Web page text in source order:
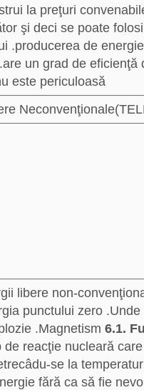
la preţuri
şi deci se poate
.producerea de
un grad de eficienţă
este periculoasă
libere non-
punctului zero
.Magnetism 6.1.
reacţie nucleară
se la
fără ca să fie